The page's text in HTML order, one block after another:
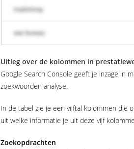
Uitleg over de kolommen in
Google Search Console geeft je inzage in
zoekwoorden analyse.
In de tabel zie je een vijftal kolommen die
uit welke informatie je uit deze vijf
Zoekopdrachten